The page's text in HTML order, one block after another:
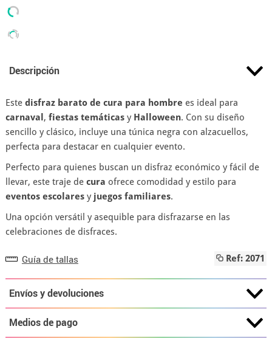
Descripción
Este disfraz barato de cura para hombre es ideal para
carnaval , fiestas temáticasy Halloween. Con su diseño
sencillo y clásico, incluye una túnica negra con alzacuellos,
perfecta para destacar en cualquier evento.
Perfecto para quienes buscan un disfraz económico y fácil de
llevar, este traje de cura ofrece comodidad y estilo para
eventos escolaresy juegos familiares.
Una opción versátil y asequible para disfrazarse en las
celebraciones de disfraces.
Guía de tallas Ref: 2071
Envíos y devoluciones
Medios de pago